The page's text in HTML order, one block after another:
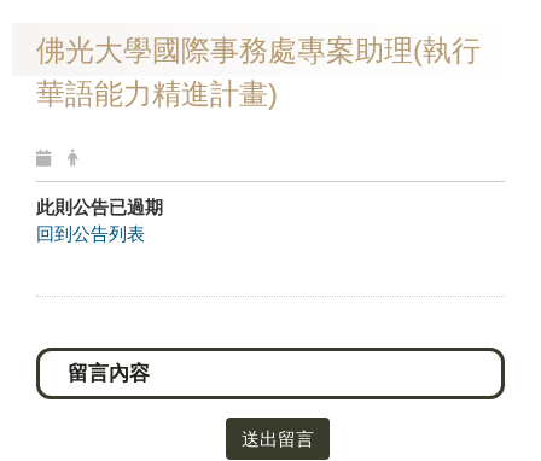
佛光大學國際事務處專案助理(執行
華語能力精進計畫)
此則公告已過期
回到公告列表
送出留言